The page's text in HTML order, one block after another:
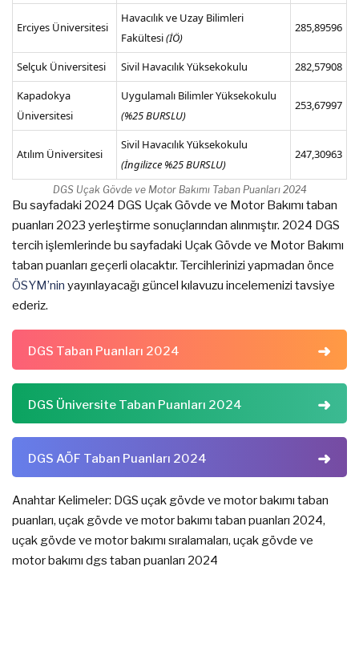
Erciyes Üniversitesi
Havacılık ve Uzay Bilimleri
Fakültesi(İÖ)
285,89596
Selçuk Üniversitesi Sivil Havacılık Yüksekokulu
282,57908
Kapadokya
Üniversitesi
Uygulamalı Bilimler Yüksekokulu
(%25 BURSLU)
253,67997
Atılım Üniversitesi
Sivil Havacılık Yüksekokulu
(İngilizce %25 BURSLU)
247,30963
DGS Uçak Gövde ve Motor Bakımı Taban Puanları 2024
Bu sayfadaki 2024 DGS Uçak Gövde ve Motor Bakımı taban
puanları 2023 yerleştirme sonuçlarından alınmıştır. 2024 DGS
tercih işlemlerinde bu sayfadaki Uçak Gövde ve Motor Bakımı
taban puanları geçerli olacaktır. Tercihlerinizi yapmadan önce
ÖSYM’nin yayınlayacağı güncel kılavuzu incelemenizi tavsiye
ederiz.
DGS Taban Puanları 2024
DGS Üniversite Taban Puanları 2024
DGS AÖF Taban Puanları 2024
Anahtar Kelimeler: DGS uçak gövde ve motor bakımı taban
puanları, uçak gövde ve motor bakımı taban puanları 2024,
uçak gövde ve motor bakımı sıralamaları, uçak gövde ve
motor bakımı dgs taban puanları 2024